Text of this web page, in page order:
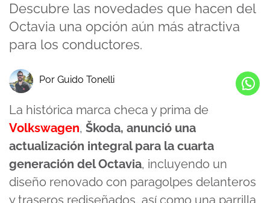
Descubre las novedades que hacen del
Octavia una opción aún más atractiva
para los conductores.
Por Guido Tonelli
La histórica marca checa y prima de
Volkswagen, Škoda, anunció una
actualización integral para la cuarta
generación del Octavia, incluyendo un
diseño renovado con paragolpes delanteros
y traseros rediseñados, así como una parrilla